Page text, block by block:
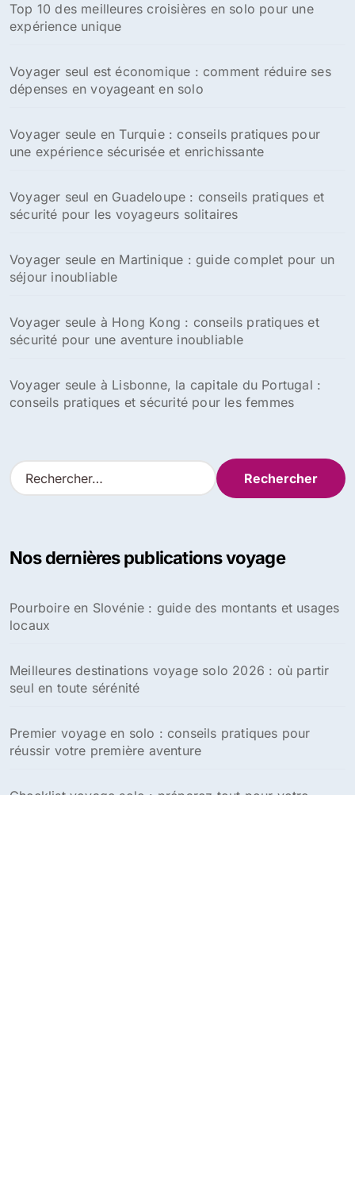
Top 10 des meilleures croisières en solo pour une
expérience unique
Voyager seul est économique : comment réduire ses
dépenses en voyageant en solo
Voyager seule en Turquie : conseils pratiques pour
une expérience sécurisée et enrichissante
Voyager seul en Guadeloupe : conseils pratiques et
sécurité pour les voyageurs solitaires
Voyager seule en Martinique : guide complet pour un
séjour inoubliable
Voyager seule à Hong Kong : conseils pratiques et
sécurité pour une aventure inoubliable
Voyager seule à Lisbonne, la capitale du Portugal :
conseils pratiques et sécurité pour les femmes
R
e
r
e
r
Nos dernières publications voyage
Pourboire en Slovénie : guide des montants et usages
locaux
Meilleures destinations voyage solo 2026 : où partir
seul en toute sérénité
Premier voyage en solo : conseils pratiques pour
réussir votre première aventure
Checklist voyage solo : préparez tout pour votre